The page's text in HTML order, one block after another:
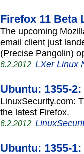
Firefox 11 Beta
The upcoming
email client just
(Precise Pangolin)
6.2.2012 LXer Linux
Ubuntu: 1355-
LinuxSecurity.com:
the latest Firefox.
6.2.2012
Ubuntu: 1355-